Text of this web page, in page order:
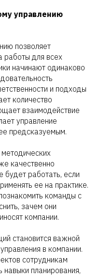
управлению
позволяет
работы для всех
начинают одинаково
и подходы
количество
взаимодействие
управление
предсказуемым.
качественно
будет работать, если
ее на практике.
команды с
зачем они
компании.
становится важной
в компании.
сотрудникам
планирования,